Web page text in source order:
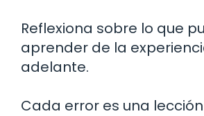
Reflexiona sobre lo que
aprender de la
adelante.
Cada error es una